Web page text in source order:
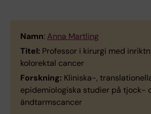
Namn: Anna Martling
Titel: Professor i kirurgi med
kolorektal cancer
Forskning: Kliniska-,
epidemiologiska studier på tjock-
ändtarmscancer